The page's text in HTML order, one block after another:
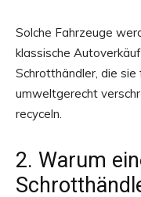
Solche Fahrzeuge
klassische
Schrotthändler, die
umweltgerecht
recyceln.
2. Warum